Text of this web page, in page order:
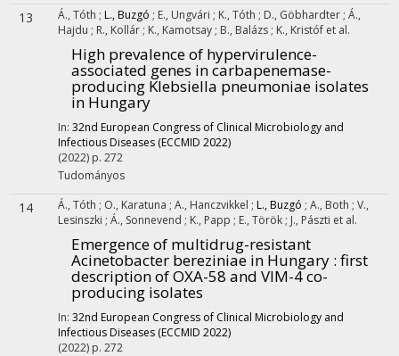
13 Á., Tóth ; L., Buzgó ; E., Ungvári ; K., Tóth ; D., Göbhardter ; Á.,
Hajdu ; R., Kollár ; K., Kamotsay ; B., Balázs ; K., Kristóf et al.
High prevalence of hypervirulence-
associated genes in carbapenemase-
producing Klebsiella pneumoniae isolates
in Hungary
In: 32nd European Congress of Clinical Microbiology and
Infectious Diseases (ECCMID 2022)
(2022) p. 272
Tudományos
14 Á., Tóth ; O., Karatuna ; A., Hanczvikkel ; L., Buzgó ; A., Both ; V.,
Lesinszki ; Á., Sonnevend ; K., Papp ; E., Török ; J., Pászti et al.
Emergence of multidrug-resistant
Acinetobacter bereziniae in Hungary : first
description of OXA-58 and VIM-4 co-
producing isolates
In: 32nd European Congress of Clinical Microbiology and
Infectious Diseases (ECCMID 2022)
(2022) p. 272